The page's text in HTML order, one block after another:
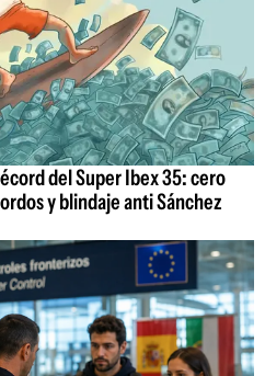
del Super Ibex 35: cero
y blindaje anti Sánchez